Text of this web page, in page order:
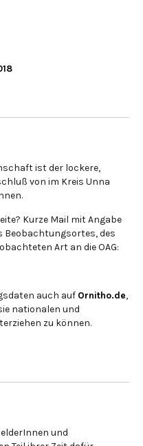
ist der lockere,
von im Kreis Unna
Kurze Mail mit Angabe
Beobachtungsortes, des
Art an die OAG:
auch auf Ornitho.de,
nationalen und
zu können.
und